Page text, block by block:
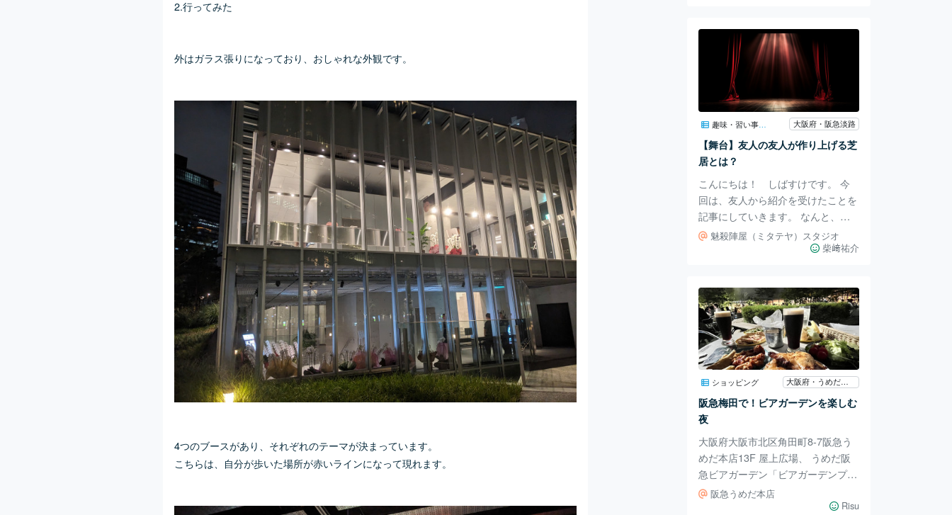
2.行ってみた
外はガラス張りになっており、おしゃれな外観です。
4つのブースがあり、それぞれのテーマが決まっています。
こちらは、自分が歩いた場所が赤いラインになって現れます。
トも人気です✨MONDIAL KAFFEE
328 は、 北堀江を中心に5店舗あ
り、 そのうち今回は福島のお店を
ご紹介しました✨ MONDIAL KAFF
EE 328 GOLD RUSH 〒553-0003
大阪府大阪市福島区福島2-8-22 F
趣味・習い事・教室 大阪府・阪急淡路
【舞台】友人の友人が作り上げる芝
居とは？
こんにちは！ しばすけです。 今
回は、友人から紹介を受けたことを
記事にしていきます。 なんと、友
人の同級生がお芝居をされるとのこ
と……！ それだけでもすごいの
けたので、友人にLINE送りまし
た。 「これ、記事にしたいんだけ
ど大丈夫かな？」 早速取り合って
くれて、許可を得たので記事にして
います🫡 ただ、テレビに出てくる
ような、玄人レベルを期待されてい
る方にはおすすめできない情報かも
知れません……。 「小規模会場で
ゆっくりお芝居を楽し
魅殺陣屋（ミタテヤ）スタジオ
柴﨑祐介
ショッピング 大阪府・うめだ阪急
阪急梅田で！ビアガーデンを楽しむ
夜
大阪府大阪市北区角田町8-7阪急う
めだ本店13F 屋上広場、 うめだ阪
急ビアガーデン「ビアガーデンプラ
ン」に今年の夏に行ってきました
～。 今年は5月24日～10月9日まで
阪急うめだ本店
Risu